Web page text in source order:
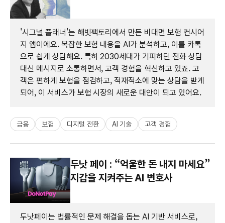
'시그널 플래너'는 해빗팩토리에서 만든 비대면 보험 컨시어
지 앱이에요. 복잡한 보험 내용을 AI가 분석하고, 이를 카톡
으로 쉽게 상담해요. 특히 2030세대가 기피하던 전화 상담
대신 메시지로 소통하면서, 고객 경험을 혁신하고 있죠. 고
객은 편하게 보험을 점검하고, 적재적소에 맞는 상담을 받게
되어, 이 서비스가 보험 시장의 새로운 대안이 되고 있어요.
금융 보험 디지털 전환 AI 기술 고객 경험
두낫 페이 : “억울한 돈 내지 마세요”
지갑을 지켜주는 AI 변호사
두낫페이는 법률적인 문제 해결을 돕는 AI 기반 서비스로,